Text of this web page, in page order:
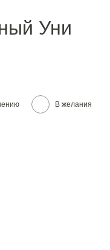
Уни
В желания